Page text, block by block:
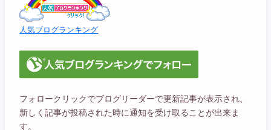
人気ブログランキング
フォロークリックでブログリーダーで更新記事が表示され、
新しく記事が投稿された時に通知を受け取ることが出来ま
す。